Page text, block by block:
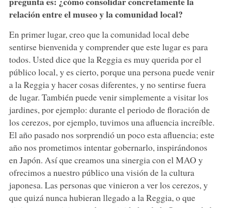
relación entre el museo y la comunidad local?
En primer lugar, creo que la comunidad local debe
sentirse bienvenida y comprender que este lugar es para
todos. Usted dice que la Reggia es muy querida por el
público local, y es cierto, porque una persona puede venir
a la Reggia y hacer cosas diferentes, y no sentirse fuera
de lugar. También puede venir simplemente a visitar los
jardines, por ejemplo: durante el periodo de floración de
los cerezos, por ejemplo, tuvimos una afluencia increíble.
El año pasado nos sorprendió un poco esta afluencia; este
año nos prometimos intentar gobernarlo, inspirándonos
en Japón. Así que creamos una sinergia con el MAO y
ofrecimos a nuestro público una visión de la cultura
japonesa. Las personas que vinieron a ver los cerezos, y
que quizá nunca hubieran llegado a la Reggia, o que